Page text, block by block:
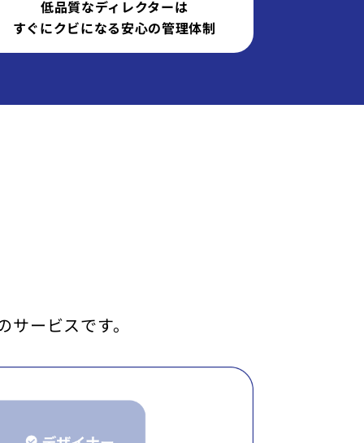
低品質なディレクターは
すぐにクビになる安心の管理体制
ービスです。